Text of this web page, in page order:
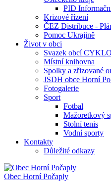
PID
Krizové řízení
ČEZ Distribuce -
Pomoc Ukrajině
Život v obci
Svazek obcí
Místní knihovna
Spolky a zřizované
JSDH obce Horní
Fotogalerie
Sport
Fotbal
Mažoretkový
Stolní tenis
Vodní sporty
Kontakty
Důležité odkazy
Obec Horní Počaply